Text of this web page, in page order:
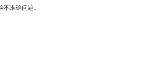
准确问题。